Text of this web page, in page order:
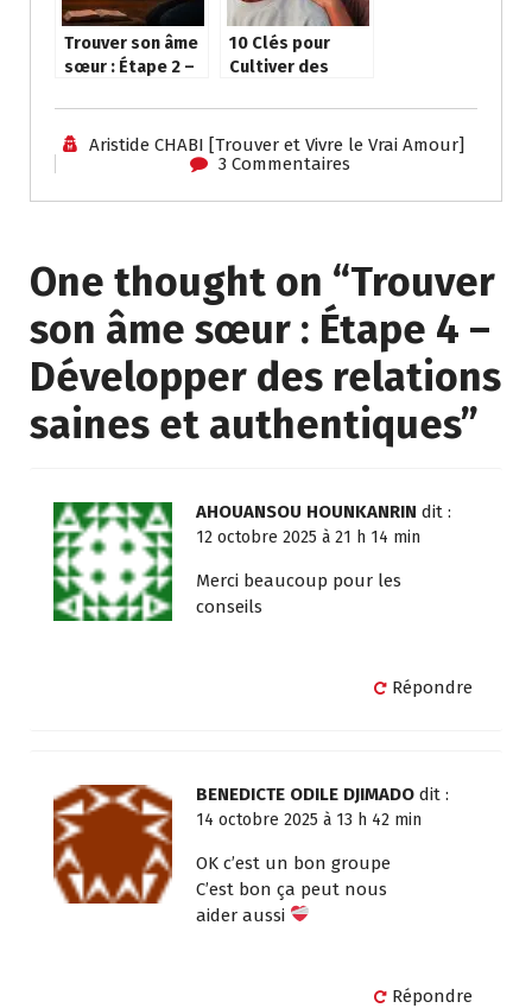
Trouver son âme
sœur : Étape 2 –
centre de sa
recherche
10 Clés pour
Cultiver des
d’Amour
Épanouissantes :
De l’Amour de Soi
Aristide CHABI [Trouver et Vivre le Vrai Amour]
3 Commentaires
One thought on “Trouver
son âme sœur : Étape 4 –
Développer des relations
saines et authentiques”
AHOUANSOU HOUNKANRIN dit :
12 octobre 2025 à 21 h 14 min
Merci beaucoup pour les
conseils
Répondre
BENEDICTE ODILE DJIMADO dit :
14 octobre 2025 à 13 h 42 min
OK c’est un bon groupe
C’est bon ça peut nous
aider aussi
Répondre